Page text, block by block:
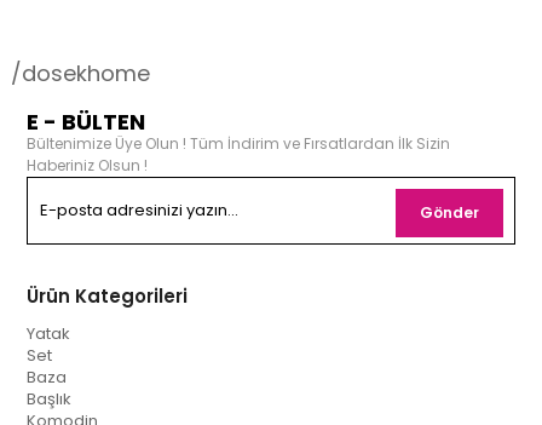
/dosekhome
E - BÜLTEN
Bültenimize Üye Olun ! Tüm İndirim ve Fırsatlardan İlk Sizin
Haberiniz Olsun !
Gönder
Ürün Kategorileri
Yatak
Set
Baza
Başlık